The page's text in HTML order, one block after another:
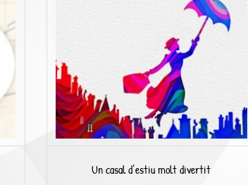
Un casal d’estiu molt divertit